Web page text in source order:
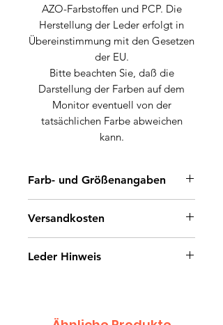
AZO-Farbstoffen und PCP. Die
Herstellung der Leder erfolgt in
Übereinstimmung mit den Gesetzen
der EU.
Bitte beachten Sie, daß die
Darstellung der Farben auf dem
Monitor eventuell von der
tatsächlichen Farbe abweichen
kann.
Farb- und Größenangaben
Größe: DIN A3 (42 cm x 30 cm)
Versandkosten
Jedes weitere Stück/Bestellung ist
Leder Hinweis